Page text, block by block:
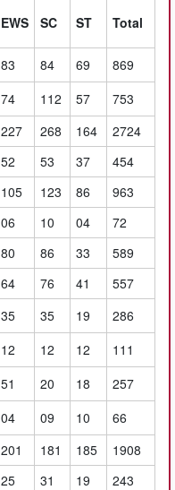
EWS SC ST Total
83 84 69
869
74 112 57 753
227 268 164
2724
52 53 37
454
105 123 86
963
06 10 04
72
80 86 33
589
64 76 41
557
35 35 19
286
12 12 12
111
51 20 18
257
04 09 10 66
201 181 185
1908
25 31 19
243